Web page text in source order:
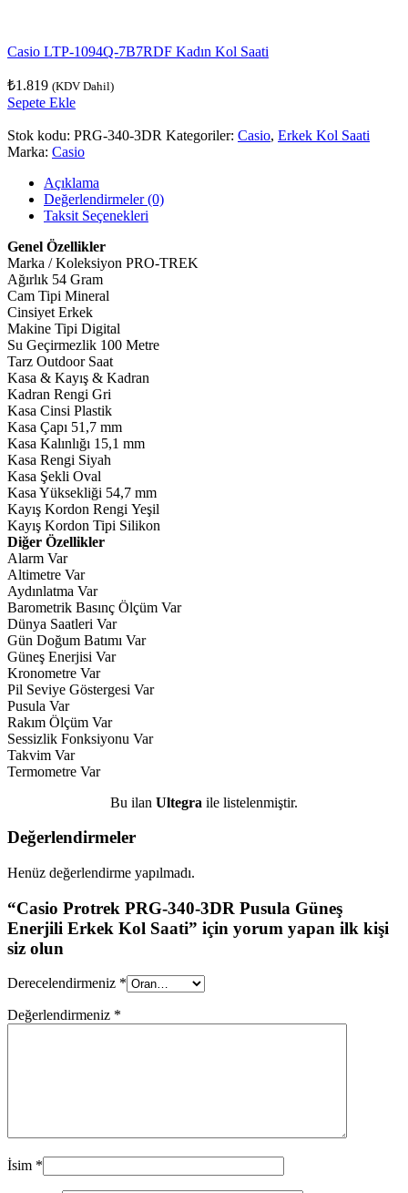
Casio LTP-1094Q-7B7RDF Kadın Kol Saati
₺1.819 (KDV Dahil)
Sepete Ekle
Stok kodu: PRG-340-3DR Kategoriler: Casio, Erkek Kol Saati
Marka: Casio
Açıklama
Değerlendirmeler (0)
Taksit Seçenekleri
Genel Özellikler
Marka / Koleksiyon PRO-TREK
Ağırlık 54 Gram
Cam Tipi Mineral
Cinsiyet Erkek
Makine Tipi Digital
Su Geçirmezlik 100 Metre
Tarz Outdoor Saat
Kasa & Kayış & Kadran
Kadran Rengi Gri
Kasa Cinsi Plastik
Kasa Çapı 51,7 mm
Kasa Kalınlığı 15,1 mm
Kasa Rengi Siyah
Kasa Şekli Oval
Kasa Yüksekliği 54,7 mm
Kayış Kordon Rengi Yeşil
Kayış Kordon Tipi Silikon
Diğer Özellikler
Alarm Var
Altimetre Var
Aydınlatma Var
Barometrik Basınç Ölçüm Var
Dünya Saatleri Var
Gün Doğum Batımı Var
Güneş Enerjisi Var
Kronometre Var
Pil Seviye Göstergesi Var
Pusula Var
Rakım Ölçüm Var
Sessizlik Fonksiyonu Var
Takvim Var
Termometre Var
Bu ilan Ultegra ile listelenmiştir.
Değerlendirmeler
Henüz değerlendirme yapılmadı.
“Casio Protrek PRG-340-3DR Pusula Güneş
Enerjili Erkek Kol Saati” için yorum yapan ilk kişi
siz olun
Derecelendirmeniz *
Değerlendirmeniz *
İsim *